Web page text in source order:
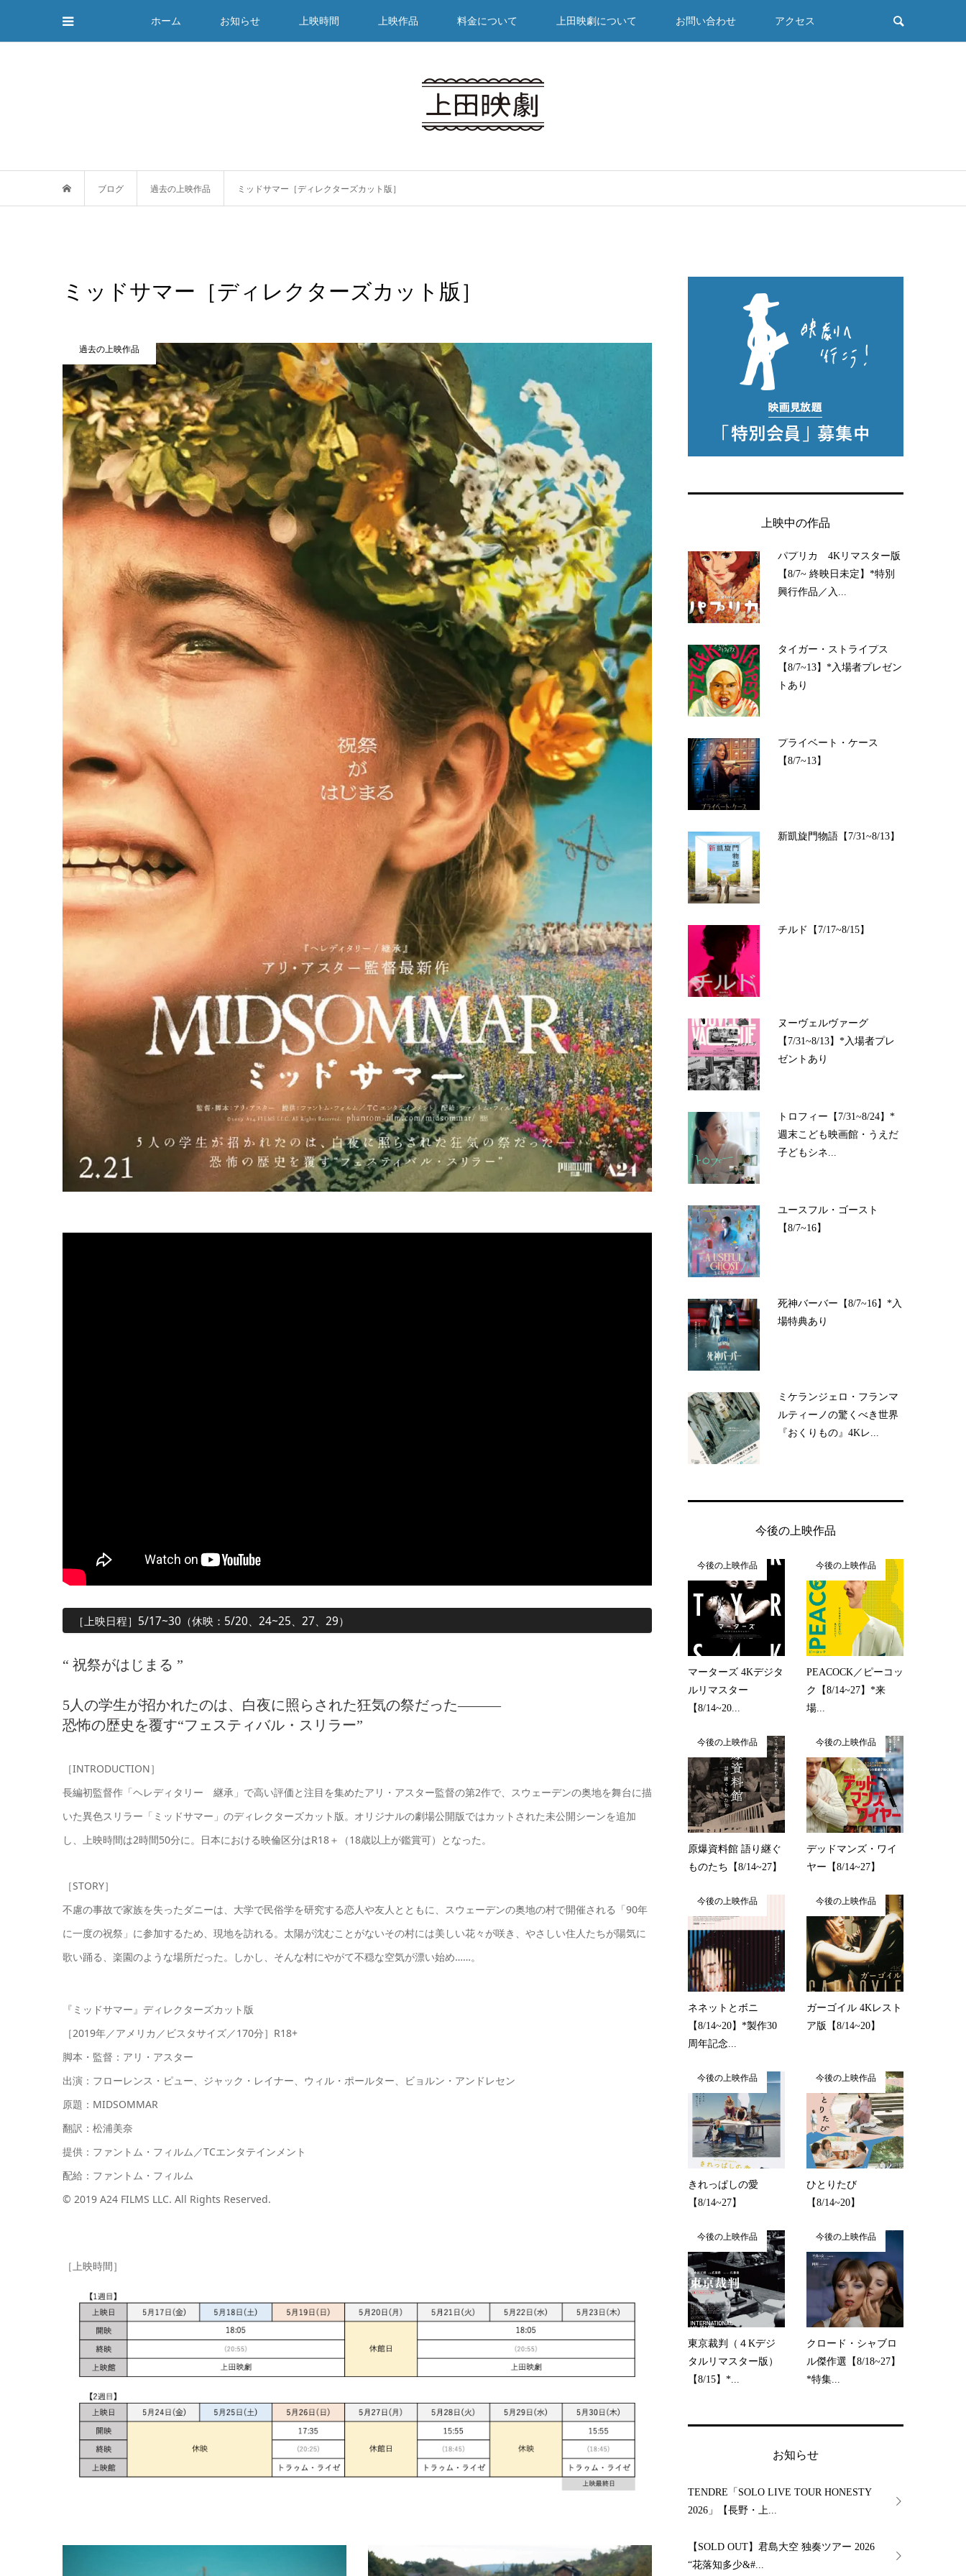
ホーム お知らせ 上映時間 上映作品 料金について 上田映劇について お問い合わせ アクセス
ブログ 過去の上映作品 ミッドサマー［ディレクターズカット版］
ミッドサマー［ディレクターズカット版］
過去の上映作品
［上映日程］5/17~30（休映：5/20、24~25、27、29）
“ 祝祭がはじまる ”
5人の学生が招かれたのは、白夜に照らされた狂気の祭だった———
恐怖の歴史を覆す“フェスティバル・スリラー”
［INTRODUCTION］
長編初監督作「ヘレディタリー 継承」で高い評価と注目を集めたアリ・アスター監督の第2作で、スウェーデンの奥地を舞台に描
いた異色スリラー「ミッドサマー」のディレクターズカット版。オリジナルの劇場公開版ではカットされた未公開シーンを追加
し、上映時間は2時間50分に。日本における映倫区分はR18＋（18歳以上が鑑賞可）となった。
［STORY］
不慮の事故で家族を失ったダニーは、大学で民俗学を研究する恋人や友人とともに、スウェーデンの奥地の村で開催される「90年
に一度の祝祭」に参加するため、現地を訪れる。太陽が沈むことがないその村には美しい花々が咲き、やさしい住人たちが陽気に
歌い踊る、楽園のような場所だった。しかし、そんな村にやがて不穏な空気が漂い始め……。
『ミッドサマー』ディレクターズカット版
［2019年／アメリカ／ビスタサイズ／170分］R18+
脚本・監督：アリ・アスター
出演：フローレンス・ピュー、ジャック・レイナー、ウィル・ポールター、ビョルン・アンドレセン
原題：MIDSOMMAR
翻訳：松浦美奈
提供：ファントム・フィルム／TCエンタテインメント
配給：ファントム・フィルム
© 2019 A24 FILMS LLC. All Rights Reserved.
［上映時間］
上映中の作品
パプリカ 4Kリマスター版
【8/7~ 終映日未定】*特別
興行作品／入...
タイガー・ストライプス
【8/7~13】*入場者プレゼン
トあり
プライベート・ケース
【8/7~13】
新凱旋門物語【7/31~8/13】
チルド【7/17~8/15】
ヌーヴェルヴァーグ
【7/31~8/13】*入場者プレ
ゼントあり
トロフィー【7/31~8/24】*
週末こども映画館・うえだ
子どもシネ...
ユースフル・ゴースト
【8/7~16】
死神バーバー【8/7~16】*入
場特典あり
ミケランジェロ・フランマ
ルティーノの驚くべき世界
『おくりもの』4Kレ...
今後の上映作品
今後の上映作品
マーターズ 4Kデジタ
ルリマスター
【8/14~20...
今後の上映作品
PEACOCK／ピーコッ
ク【8/14~27】*来
場...
今後の上映作品
原爆資料館 語り継ぐ
ものたち【8/14~27】
今後の上映作品
デッドマンズ・ワイ
ヤー【8/14~27】
今後の上映作品
ネネットとボニ
【8/14~20】*製作30
周年記念...
今後の上映作品
ガーゴイル 4Kレスト
ア版【8/14~20】
今後の上映作品
きれっぱしの愛
【8/14~27】
今後の上映作品
ひとりたび
【8/14~20】
今後の上映作品
東京裁判（４Kデジ
タルリマスター版）
【8/15】*...
今後の上映作品
クロード・シャブロ
ル傑作選【8/18~27】
*特集...
お知らせ
TENDRE「SOLO LIVE TOUR HONESTY
2026」【長野・上...
【SOLD OUT】君島大空 独奏ツアー 2026
“花落知多少&#...